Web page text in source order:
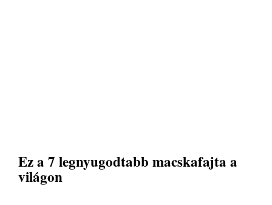
Ez a 7 legnyugodtabb macskafajta a
világon